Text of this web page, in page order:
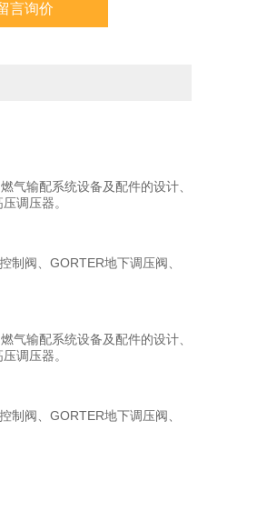
言询价
气输配系统设备及配件的设计、
调压器。
制阀、GORTER地下调压阀、
气输配系统设备及配件的设计、
调压器。
制阀、GORTER地下调压阀、